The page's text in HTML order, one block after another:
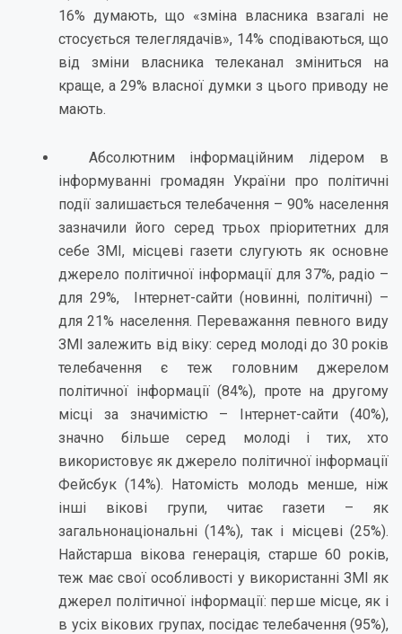
16% думають, що «зміна власника взагалі не
стосується телеглядачів», 14% сподіваються, що
від зміни власника телеканал зміниться на
краще, а 29% власної думки з цього приводу не
мають.
Абсолютним інформаційним лідером в
інформуванні громадян України про політичні
події залишається телебачення – 90% населення
зазначили його серед трьох пріоритетних для
себе ЗМІ, місцеві газети слугують як основне
джерело політичної інформації для 37%, радіо –
для 29%, Інтернет-сайти (новинні, політичні) –
для 21% населення. Переважання певного виду
ЗМІ залежить від віку: серед молоді до 30 років
телебачення є теж головним джерелом
політичної інформації (84%), проте на другому
місці за значимістю – Інтернет-сайти (40%),
значно більше серед молоді і тих, хто
використовує як джерело політичної інформації
Фейсбук (14%). Натомість молодь менше, ніж
інші вікові групи, читає газети – як
загальнонаціональні (14%), так і місцеві (25%).
Найстарша вікова генерація, старше 60 років,
теж має свої особливості у використанні ЗМІ як
джерел політичної інформації: перше місце, як і
в усіх вікових групах, посідає телебачення (95%),